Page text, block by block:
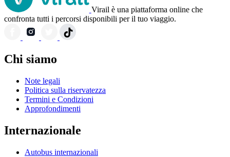
Virail è una piattaforma online che
confronta tutti i percorsi disponibili per il tuo viaggio.
Chi siamo
Note legali
Politica sulla riservatezza
Termini e Condizioni
Approfondimenti
Internazionale
Autobus internazionali